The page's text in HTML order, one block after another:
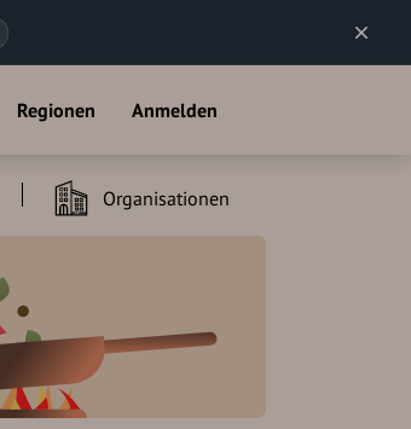
Regionen Anmelden
Organisationen